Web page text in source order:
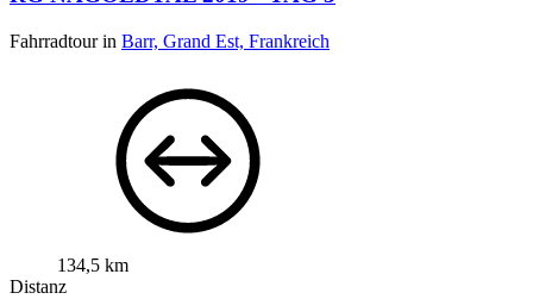
Fahrradtour in Barr, Grand Est, Frankreich
134,5 km
Distanz